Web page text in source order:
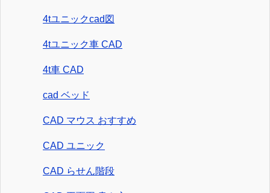
4tユニックcad図
4tユニック車 CAD
4t車 CAD
cad ベッド
CAD マウス おすすめ
CAD ユニック
CAD らせん階段